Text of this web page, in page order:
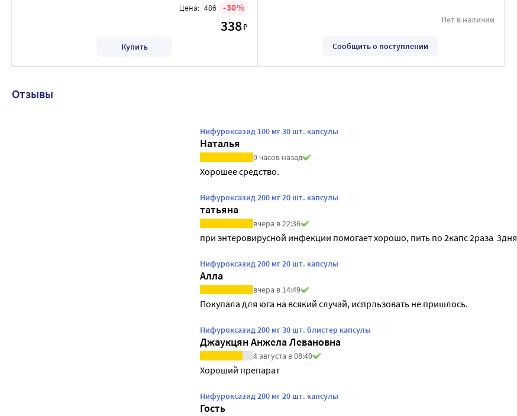
Цена: 486 30
338₽
Купить
Нет в наличии
Сообщить о поступлении
Отзывы
Нифуроксазид 100 мг 30 шт. капсулы
Наталья
9 часов назад
Хорошее средство.
Нифуроксазид 200 мг 20 шт. капсулы
татьяна
вчера в 22:36
при энтеровирусной инфекции помогает хорошо, пить по 2капс 2раза  3дня
Нифуроксазид 200 мг 20 шт. капсулы
Алла
вчера в 14:49
Покупала для юга на всякий случай, испрльзовать не пришлось.
Нифуроксазид 200 мг 30 шт. блистер капсулы
Джаукцян Анжела Левановна
4 августа в 08:40
Хороший препарат
Нифуроксазид 200 мг 20 шт. капсулы
Гость